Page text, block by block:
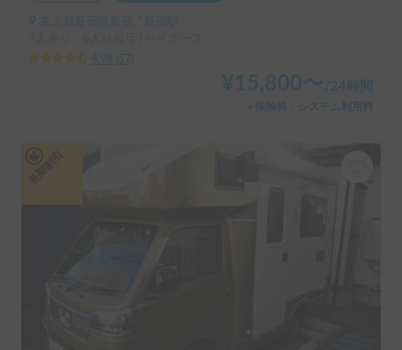
東京都新宿区新宿, ' 新宿駅
4.98
57
¥ 15,800〜 /24時間
＋保険料・システム利用料